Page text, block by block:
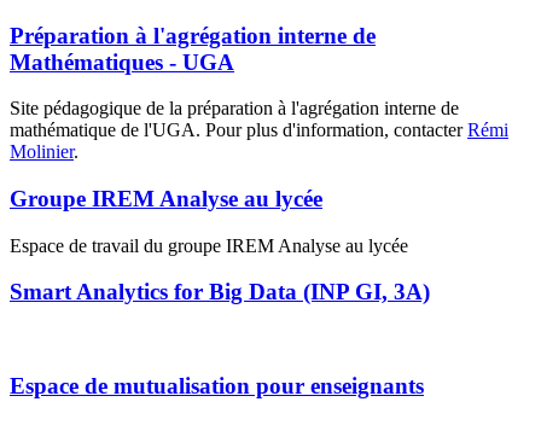
Préparation à l'agrégation interne de
Mathématiques - UGA
Site pédagogique de la préparation à l'agrégation interne de
mathématique de l'UGA. Pour plus d'information, contacterRémi
Molinier.
Groupe IREM Analyse au lycée
Espace de travail du groupe IREM Analyse au lycée
Smart Analytics for Big Data (INP GI, 3A)
Espace de mutualisation pour enseignants